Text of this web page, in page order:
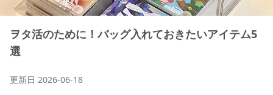
ヲタ活のために！バッグ入れておきたいアイテム5
選
更新日 2026-06-18